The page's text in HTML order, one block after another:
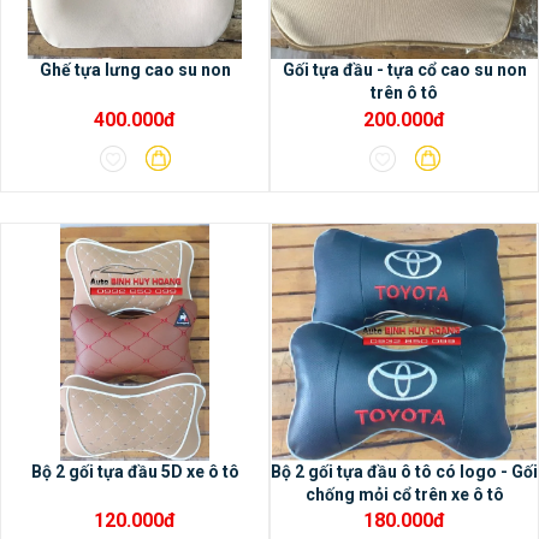
xe.– Phù hợp cho hầu hết các dòng xe
hiện nay.
2/ Các tính năng nổi bật của
Pro X3- Màn hình DVD Android Oled
Pro X3 có bộ nhớ Ram 2G, bộ nhớ trong
32G, chip 8 nhân, bảo hành 18 tháng- Màn
hình Android Oled Pro X3 sử dụng không
giới hạn các ứng dụng trong cửa hàng CH
play- Màn hình IPS, cảm biến rất thông
minh, cảnh báo được đóng cửa bị hở
không khít ngay trên màn hình.- Hỗ trợ
camera AHD siêu rõ nét cho độ phân giải
Full HD 1920x1080p, chất lượng cao hơn
Ghế tựa lưng cao su non
400.000đ
Gối tựa đầu - tựa cổ cao su non
trên ô tô
200.000đ
Bộ 2 gối tựa đầu 5D xe ô tô
120.000đ
Bộ 2 gối tựa đầu ô tô có logo - Gối
chống mỏi cổ trên xe ô tô
180.000đ